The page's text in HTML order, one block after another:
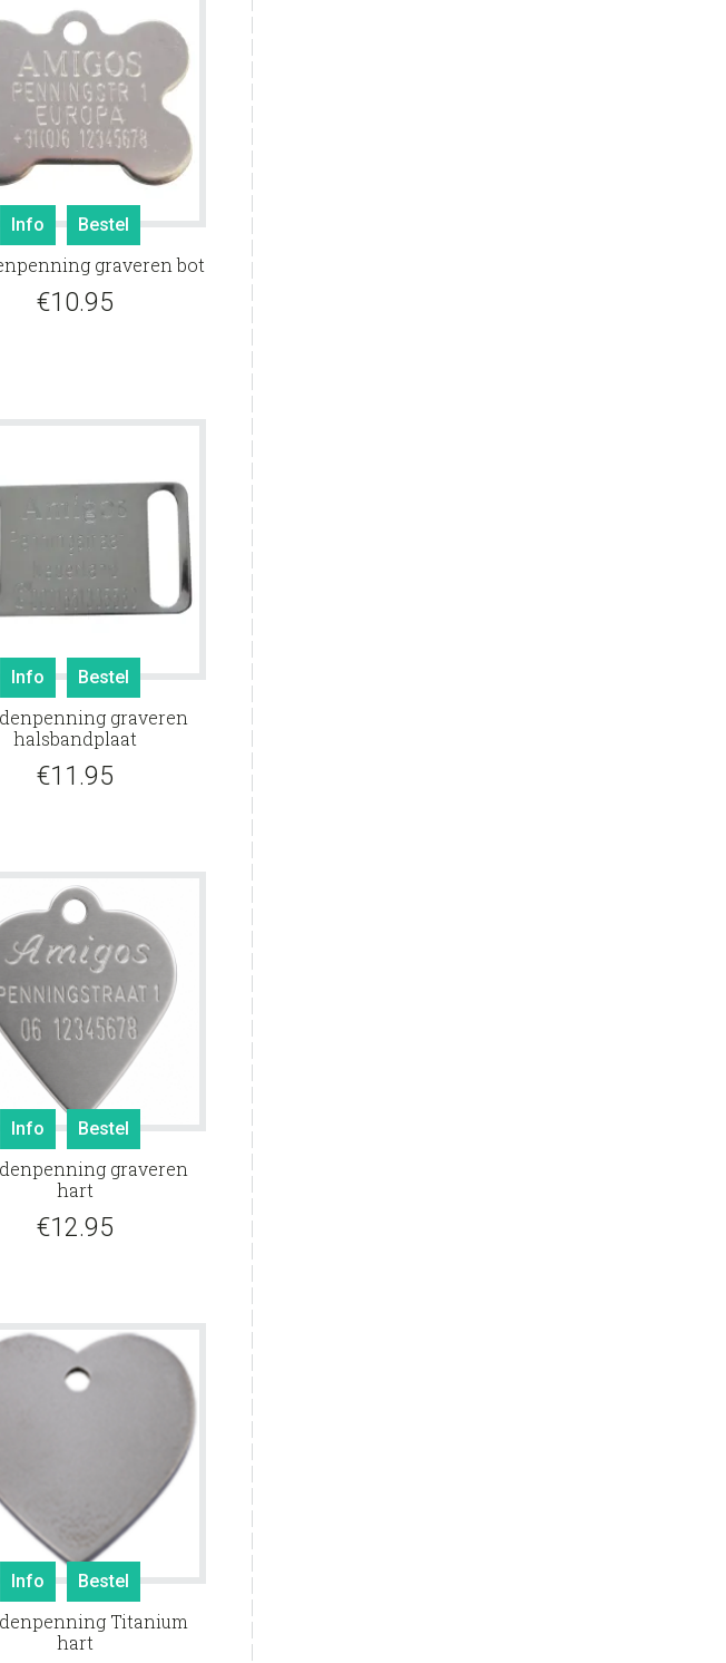
Info Bestel
graveren bot
€10.95
Info Bestel
graveren
halsbandplaat
€11.95
Info Bestel
graveren
hart
€12.95
Info Bestel
Titanium
hart